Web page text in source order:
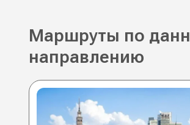
Маршруты по
направлению